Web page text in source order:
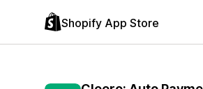
Shopify App Store